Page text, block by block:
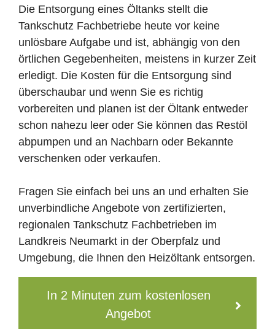
Die Entsorgung eines Öltanks stellt die
Tankschutz Fachbetriebe heute vor keine
unlösbare Aufgabe und ist, abhängig von den
örtlichen Gegebenheiten, meistens in kurzer Zeit
erledigt. Die Kosten für die Entsorgung sind
überschaubar und wenn Sie es richtig
vorbereiten und planen ist der Öltank entweder
schon nahezu leer oder Sie können das Restöl
abpumpen und an Nachbarn oder Bekannte
verschenken oder verkaufen.
Fragen Sie einfach bei uns an und erhalten Sie
unverbindliche Angebote von zertifizierten,
regionalen Tankschutz Fachbetrieben im
Landkreis Neumarkt in der Oberpfalz und
Umgebung, die Ihnen den Heizöltank entsorgen.
In 2 Minuten zum kostenlosen
Angebot